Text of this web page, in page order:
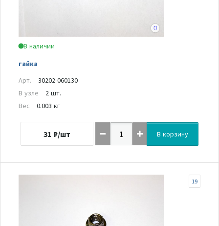
В наличии
гайка
Арт.
30202-060130
В узле
2 шт.
Вес
0.003 кг
31 ₽/шт В корзину
19